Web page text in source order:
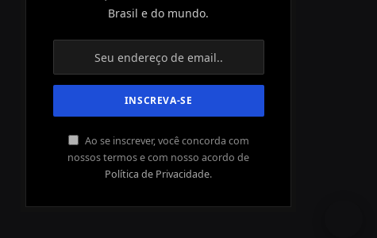
Brasil e do mundo.
Ao se inscrever, você concorda com
nossos termos e com nosso acordo de
Política de Privacidade.